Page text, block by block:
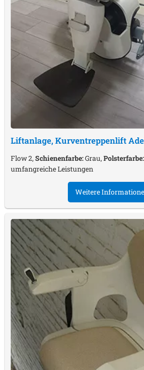
Liftanlage, Kurventreppenlift
Flow 2,Schienenfarbe:Grau,Polsterfarbe:
umfangreiche Leistungen
Weitere